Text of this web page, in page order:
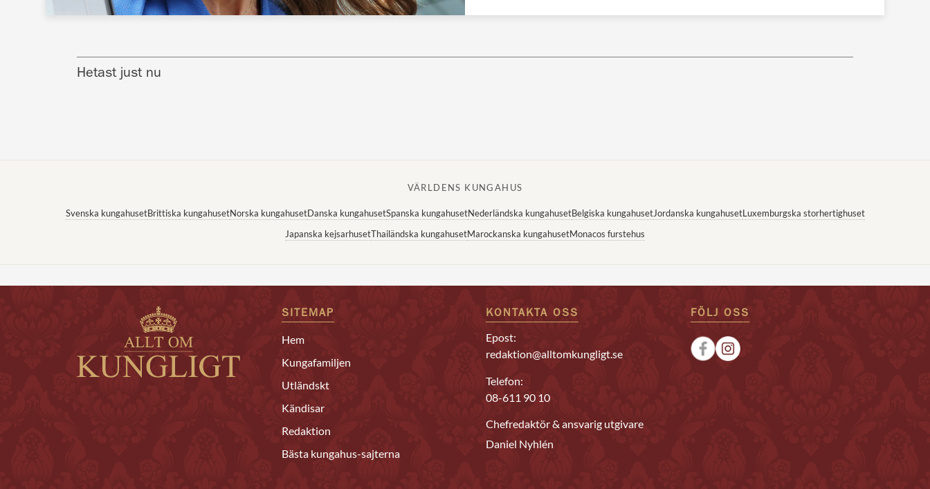
Hetast just nu
VÄRLDENS KUNGAHUS
Svenska kungahusetBrittiska kungahusetNorska kungahusetDanska kungahusetSpanska kungahusetNederländska kungahusetBelgiska kungahusetJordanska kungahusetLuxemburgska storhertighuset
Japanska kejsarhusetThailändska kungahusetMarockanska kungahusetMonacos furstehus
SITEMAP
Hem
Kungafamiljen
Utländskt
Kändisar
Redaktion
Bästa kungahus-sajterna
KONTAKTA OSS
Epost:
redaktion@alltomkungligt.se
Telefon:
08-611 90 10
Chefredaktör & ansvarig utgivare
Daniel Nyhlén
FÖLJ OSS